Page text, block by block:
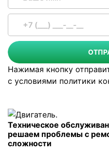
Нажимая кнопку
с условиями политики
Техническое обслуживание на Range Rover —
решаем проблемы с
сложности